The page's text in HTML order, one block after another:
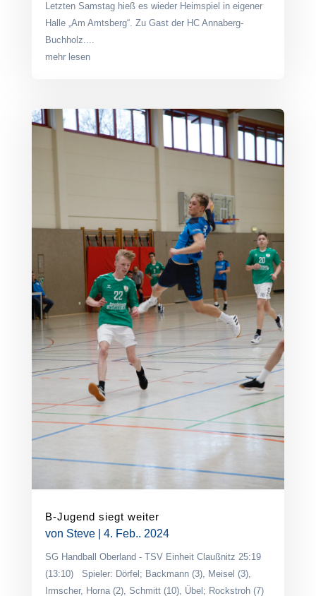
Letzten Samstag hieß es wieder Heimspiel in eigener
Halle „Am Amtsberg“. Zu Gast der HC Annaberg-
Buchholz....
mehr lesen
B-Jugend siegt weiter
von Steve| 4. Feb.. 2024
SG Handball Oberland - TSV Einheit Claußnitz 25:19
(13:10) Spieler: Dörfel; Backmann (3), Meisel (3),
Irmscher, Horna (2), Schmitt (10), Übel; Rockstroh (7)